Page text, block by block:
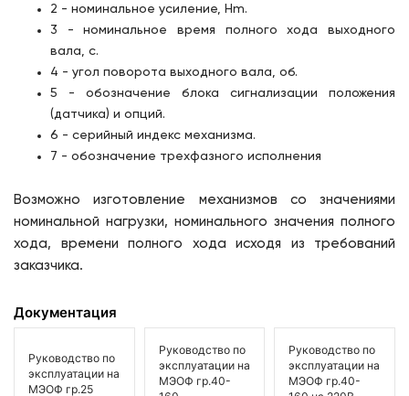
2 - номинальное усиление, Hm.
3 - номинальное время полного хода выходного
вала, с.
4 - угол поворота выходного вала, об.
5 - обозначение блока сигнализации положения
(датчика) и опций.
6 - серийный индекс механизма.
7 - обозначение трехфазного исполнения
Возможно изготовление механизмов со значениями
номинальной нагрузки, номинального значения полного
хода, времени полного хода исходя из требований
заказчика.
Документация
Руководство по
эксплуатации на
МЭОФ гр.25
Руководство по
эксплуатации на
МЭОФ гр.40-
Руководство по
эксплуатации на
МЭОФ гр.40-